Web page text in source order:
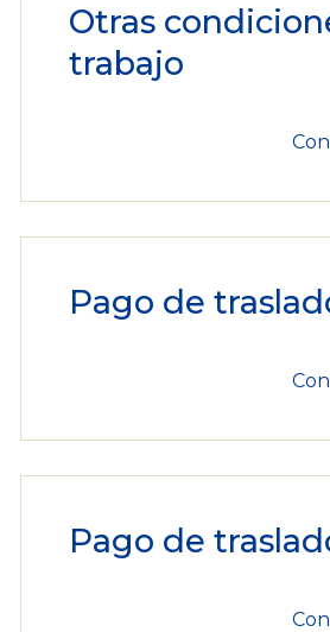
Otras
trabajo
Pago de
Pago de